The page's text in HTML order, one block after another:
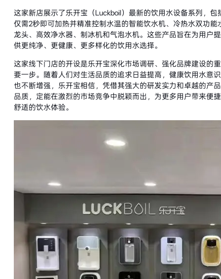
这家新店展示了乐开宝（Luckboil）最新的饮用水设备系列，包
仅需2秒即可加热并精准控制水温的智能饮水机、冷热水双功能
龙头、高效净水器、制冰机和气泡水机。这些产品旨在为用户提
供更纯净、更健康、更多样化的饮用水选择。
这家线下门店的开设是乐开宝深化市场调研、强化品牌建设的重
要一步。随着人们对生活品质的追求日益提高，健康饮用水意识
也不断增强，乐开宝相信，凭借其强大的研发实力和卓越的产品
品质，定能在激烈的市场竞争中脱颖而出，为更多用户带来便捷
舒适的饮水体验。